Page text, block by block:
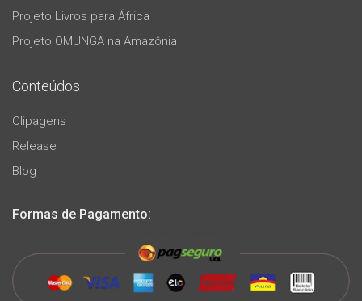
Projeto Livros para África
Projeto OMUNGA na Amazônia
Conteúdos
Clipagens
Release
Blog
Formas de Pagamento: